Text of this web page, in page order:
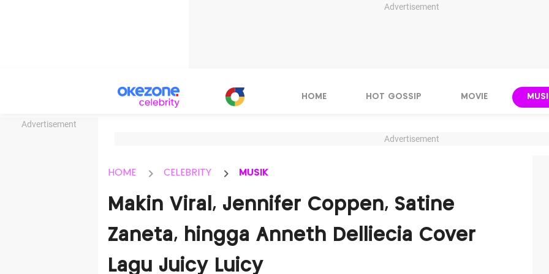
Advertisement
Advertisement
HOME HOT GOSSIP MOVIE
Advertisement
HOME CELEBRITY MUSIK
Makin Viral, Jennifer Coppen, Satine
Zaneta, hingga Anneth Delliecia Cover
Lagu Juicy Luicy